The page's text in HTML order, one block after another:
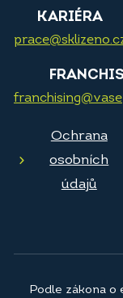
KARIÉRA
Ochrana
osobních
údajů
Podle zákona